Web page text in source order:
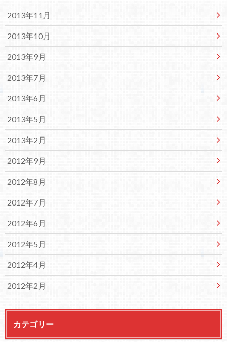
2013年11月
2013年10月
2013年9月
2013年7月
2013年6月
2013年5月
2013年2月
2012年9月
2012年8月
2012年7月
2012年6月
2012年5月
2012年4月
2012年2月
カテゴリー